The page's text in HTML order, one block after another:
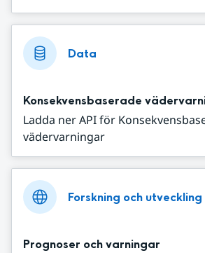
Data
Konsekvensbaserade
Ladda ner API för
vädervarningar
Forskning och utveckling
Prognoser och varningar